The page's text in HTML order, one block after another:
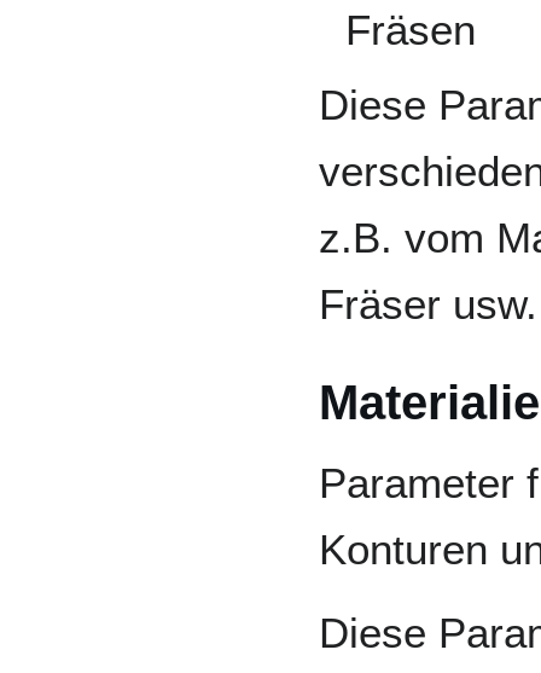
Fräsen
Diese
z.B. vom
Fräser
Parameter
Konturen
Diese